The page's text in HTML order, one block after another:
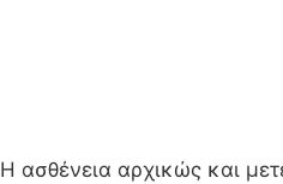
Η ασθένεια αρχικώς και